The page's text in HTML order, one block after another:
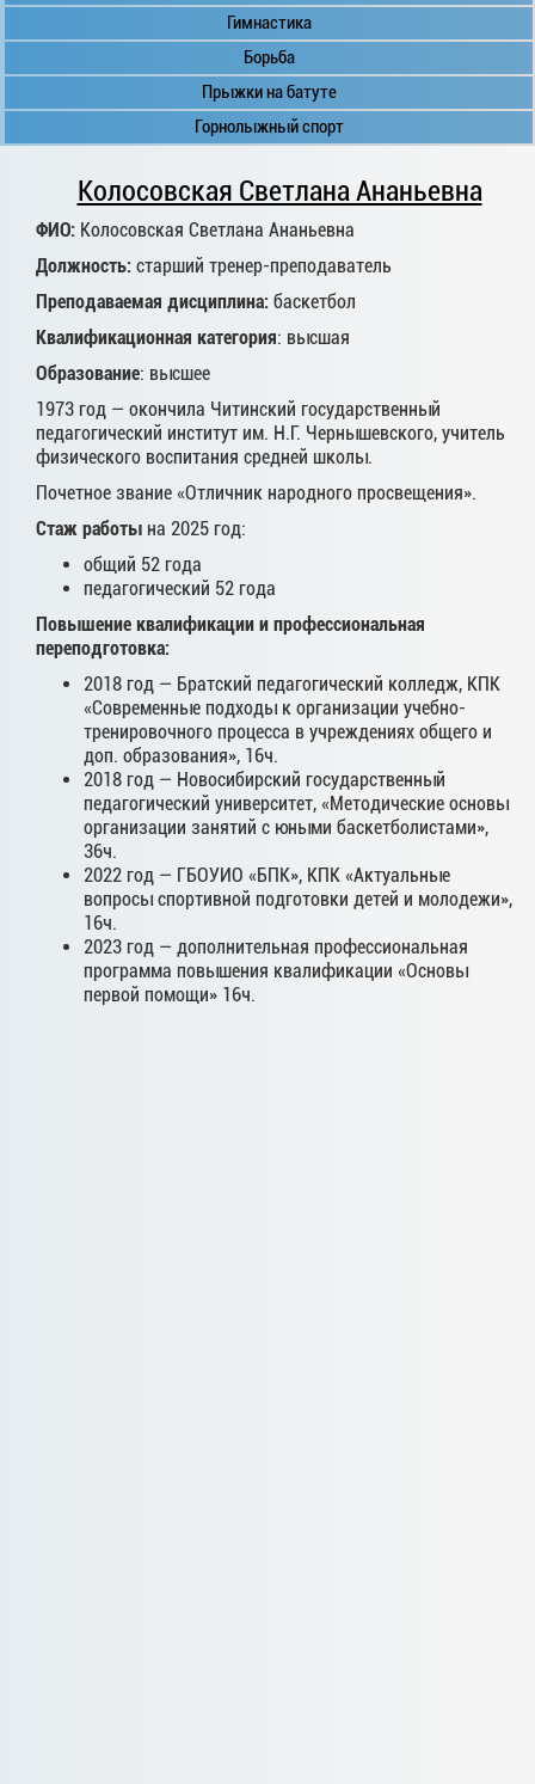
Гимнастика
Борьба
Прыжки на батуте
Горнолыжный спорт
Колосовская Светлана Ананьевна
ФИО: Колосовская Светлана Ананьевна
Должность: старший тренер-преподаватель
Преподаваемая дисциплина: баскетбол
Квалификационная категория: высшая
Образование: высшее
1973 год — окончила Читинский государственный
педагогический институт им. Н.Г. Чернышевского, учитель
физического воспитания средней школы.
Почетное звание «Отличник народного просвещения».
Стаж работы на 2025 год:
общий 52 года
педагогический 52 года
Повышение квалификации и профессиональная
переподготовка:
2018 год — Братский педагогический колледж, КПК
«Современные подходы к организации учебно-
тренировочного процесса в учреждениях общего и
доп. образования», 16ч.
2018 год — Новосибирский государственный
педагогический университет, «Методические основы
организации занятий с юными баскетболистами»,
36ч.
2022 год — ГБОУИО «БПК», КПК «Актуальные
вопросы спортивной подготовки детей и молодежи»,
16ч.
2023 год — дополнительная профессиональная
программа повышения квалификации «Основы
первой помощи» 16ч.